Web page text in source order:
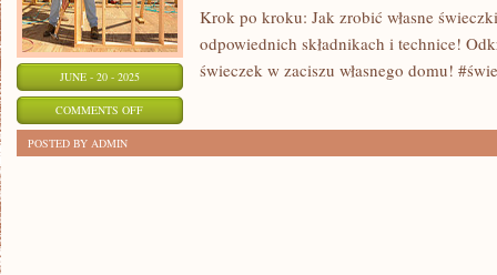
JUNE - 20 - 2025
COMMENTS OFFON
Krok po kroku: Jak zrobić własne
odpowiednich składnikach i technice!
świeczek w zaciszu własnego domu!
POSTED BY ADMIN